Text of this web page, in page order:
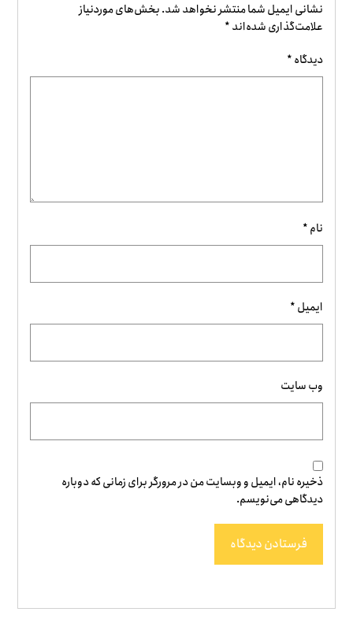
نشانی ایمیل شما منتشر نخواهد شد.بخش‌های موردنیاز
علامت‌گذاری شده‌اند*
دیدگاه*
نام*
ایمیل*
وب‌ سایت
ذخیره نام، ایمیل و وبسایت من در مرورگر برای زمانی که دوباره
دیدگاهی می‌نویسم.
فرستادن دیدگاه